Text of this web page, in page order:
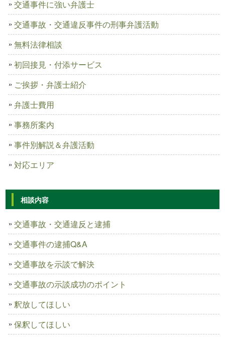
交通事件に強い弁護士
交通事故・交通違反事件の刑事弁護活動
無料法律相談
初回接見・付添サービス
ご挨拶・弁護士紹介
弁護士費用
事務所案内
事件別解説＆弁護活動
対応エリア
相談内容
交通事故・交通違反と逮捕
交通事件の逮捕Q&A
交通事故を示談で解決
交通事故の示談成功のポイント
釈放してほしい
保釈してほしい